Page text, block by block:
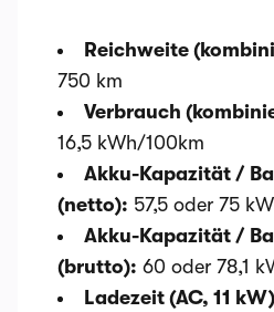
Reichweite
750 km
Verbrauch
16,5 kWh/100km
Akku-Kapazität /
(netto): 57,5 oder 75
Akku-Kapazität /
(brutto): 60 oder 78,1
Ladezeit (AC, 11